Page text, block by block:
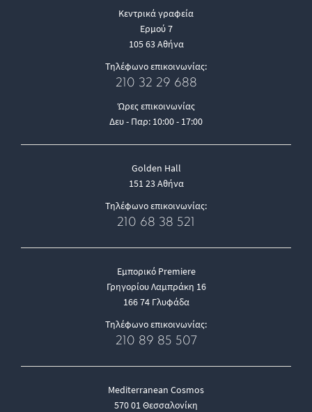
Κεντρικά γραφεία
Ερμού 7
105 63 Αθήνα
Τηλέφωνο επικοινωνίας:
210 32 29 688
Ώρες επικοινωνίας
Δευ - Παρ: 10:00 - 17:00
Golden Hall
151 23 Αθήνα
Τηλέφωνο επικοινωνίας:
210 68 38 521
Εμπορικό Premiere
Γρηγορίου Λαμπράκη 16
166 74 Γλυφάδα
Τηλέφωνο επικοινωνίας:
210 89 85 507
Mediterranean Cosmos
570 01 Θεσσαλονίκη